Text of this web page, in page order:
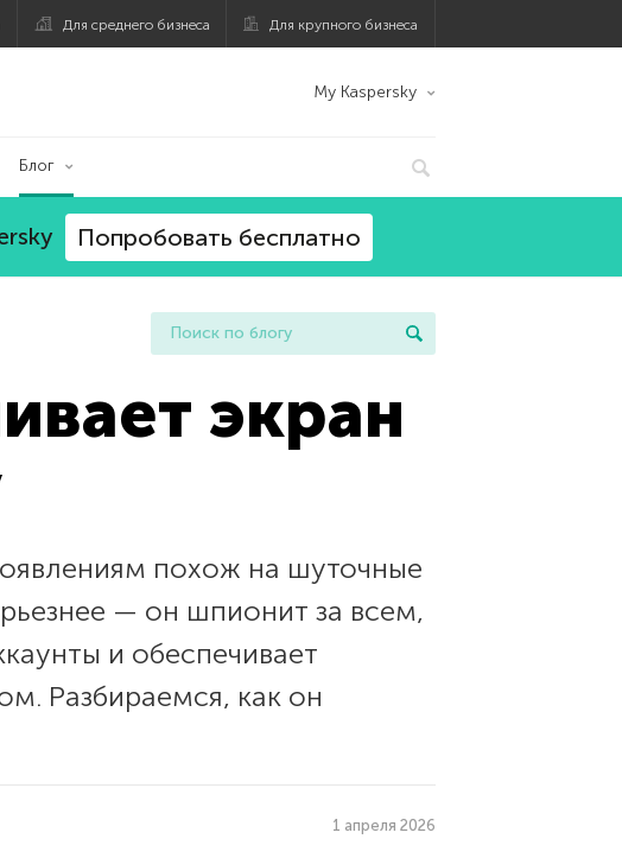
Для среднего бизнеса Для крупного бизнеса
My Kaspersky
Блог
Попробовать бесплатно
экран
похож на шуточные
— он шпионит за всем,
и обеспечивает
Разбираемся, как он
1 апреля 2026